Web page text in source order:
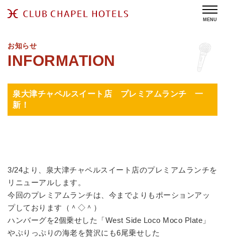
MENU
お知らせ
泉大津チャペルスイート店 プレミアムランチ 一
新！
3/24より、泉大津チャペルスイート店のプレミアムランチを
リニューアルします。
今回のプレミアムランチは、今までよりもポーションアッ
プしております（＾◇＾）
ハンバーグを2個乗せした「West Side Loco Moco Plate」
やぷりっぷりの海老を贅沢にも6尾乗せした